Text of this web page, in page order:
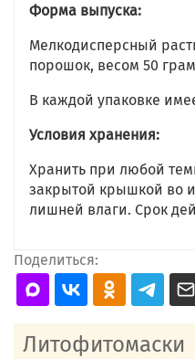
Форма выпуска:
Мелкодисперсный
порошок, весом 50
В каждой упаковке
Условия хранения:
Хранить при любой
закрытой крышкой во
лишней влаги. Срок
Поделиться:
Литофитомаски